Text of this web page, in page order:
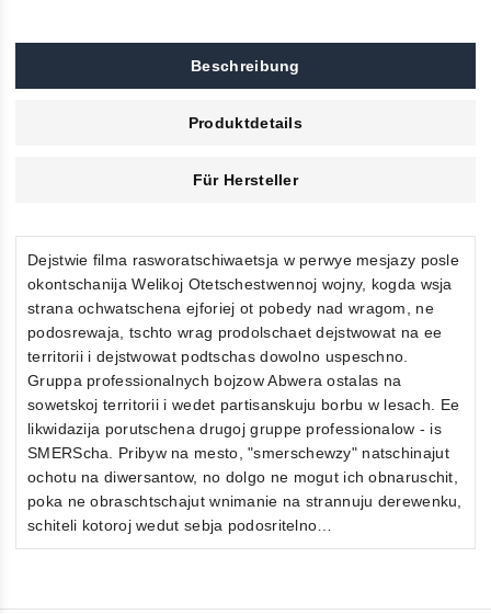
Beschreibung
Produktdetails
Für Hersteller
Dejstwie filma rasworatschiwaetsja w perwye mesjazy posle
okontschanija Welikoj Otetschestwennoj wojny, kogda wsja
strana ochwatschena ejforiej ot pobedy nad wragom, ne
podosrewaja, tschto wrag prodolschaet dejstwowat na ee
territorii i dejstwowat podtschas dowolno uspeschno.
Gruppa professionalnych bojzow Abwera ostalas na
sowetskoj territorii i wedet partisanskuju borbu w lesach. Ee
likwidazija porutschena drugoj gruppe professionalow - is
SMERScha. Pribyw na mesto, "smerschewzy" natschinajut
ochotu na diwersantow, no dolgo ne mogut ich obnaruschit,
poka ne obraschtschajut wnimanie na strannuju derewenku,
schiteli kotoroj wedut sebja podosritelno…